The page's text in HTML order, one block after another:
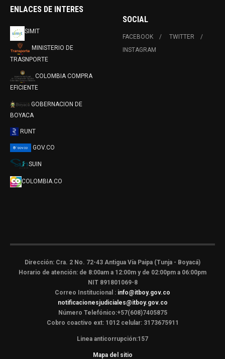
ENLACES DE INTERES
SIMIT
MINISTERIO DE
TRASNPORTE
COLOMBIA COMPRA
EFICIENTE
GOBERNACION DE
BOYACA
RUNT
GOV.CO
SUIN
COLOMBIA.CO
SOCIAL
FACEBOOK
TWITTER
INSTAGRAM
Dirección: Cra. 2 No. 72-43 Antigua Vía Paipa (Tunja - Boyacá)
Horario de atención: de 8:00am a 12:00m y de 02:00pm a 06:00pm
NIT 891801069-8
Correo Institucional : info@itboy.gov.co
notificacionesjudiciales@itboy.gov.co
Número Telefónico:+57(608)7405875
Cobro coactivo ext: 1012 celular: 3173675911
Linea anticorrupción:157
Mapa del sitio